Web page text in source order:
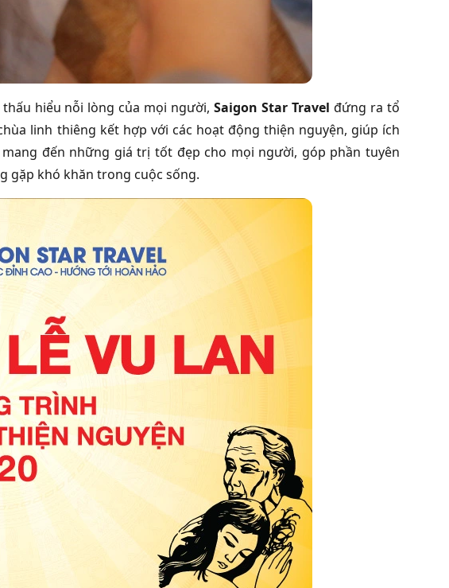
hiểu nỗi lòng của mọi người,Saigon Star Travel đứng ra tổ
linh thiêng kết hợp với các hoạt động thiện nguyện, giúp ích
mang đến những giá trị tốt đẹp cho mọi người, góp phần tuyên
gặp khó khăn trong cuộc sống.